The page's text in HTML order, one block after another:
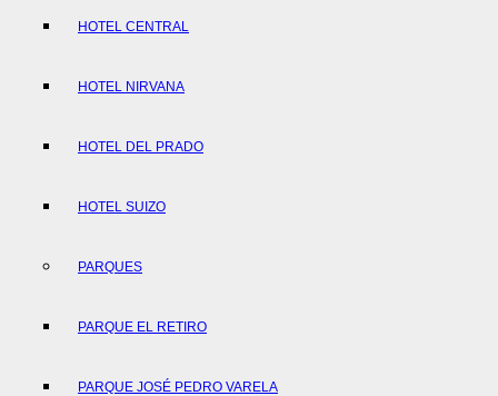
HOTEL CENTRAL
HOTEL NIRVANA
HOTEL DEL PRADO
HOTEL SUIZO
PARQUES
PARQUE EL RETIRO
PARQUE JOSÉ PEDRO VARELA